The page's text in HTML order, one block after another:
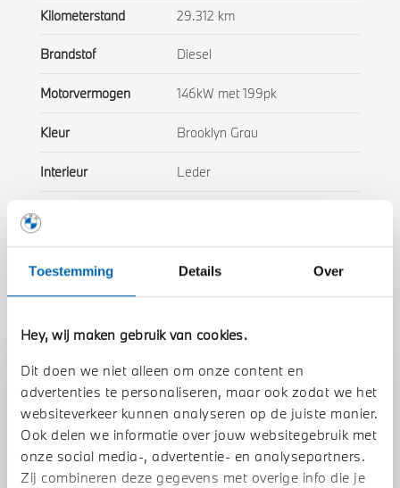
Toestemming Details Over
Hey, wij maken gebruik van cookies.
Dit doen we niet alleen om onze content en
advertenties te personaliseren, maar ook zodat we het
websiteverkeer kunnen analyseren op de juiste manier.
Ook delen we informatie over jouw websitegebruik met
onze social media-, advertentie- en analysepartners.
Zij combineren deze gegevens met overige info die je
Stap 1 van 3
Uw auto inruilen?
Kilometerstand 29.312 km
Brandstof Diesel
Motorvermogen 146kW met 199pk
Kleur Brooklyn Grau
Interieur Leder
Toon alle eigenschappen